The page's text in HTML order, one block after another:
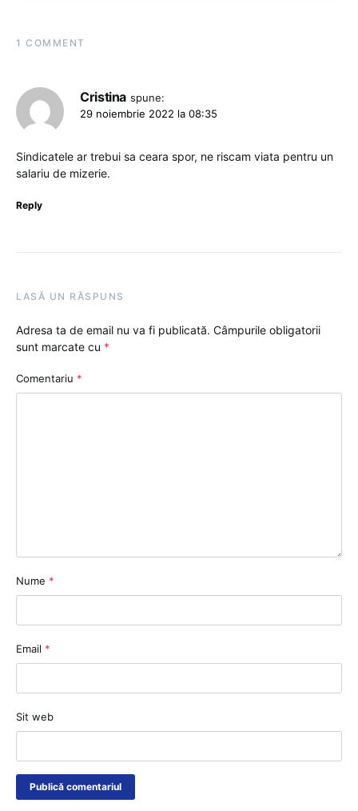
1 COMMENT
Cristina spune:
29 noiembrie 2022 la 08:35
Sindicatele ar trebui sa ceara spor, ne riscam viata pentru un
salariu de mizerie.
Reply
LASĂ UN RĂSPUNS
Adresa ta de email nu va fi publicată. Câmpurile obligatorii
sunt marcate cu *
Comentariu *
Nume *
Email *
Sit web